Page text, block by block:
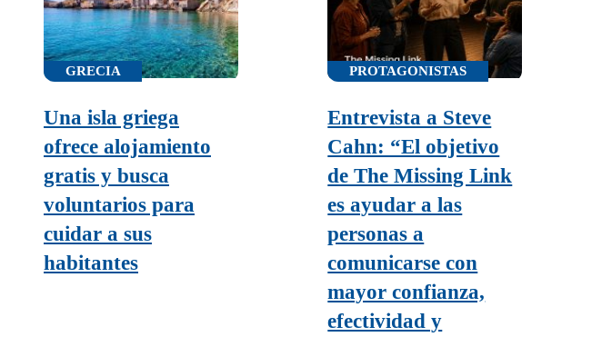
GRECIA
Una isla griega
ofrece alojamiento
gratis y busca
voluntarios para
cuidar a sus
habitantes
PROTAGONISTAS
Entrevista a Steve
Cahn: “El objetivo
de The Missing Link
es ayudar a las
personas a
comunicarse con
mayor confianza,
efectividad y